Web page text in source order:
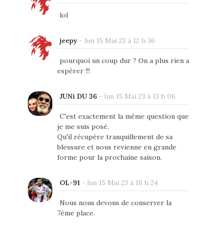
lol
jeepy- lun 15 Mai 23 à 12 h 36
pourquoi un coup dur ? On a plus rien a
espérer !!!
JUNi DU 36- lun 15 Mai 23 à 13 h 06
C'est exactement la même question que
je me suis posé.
Qu'il récupère tranquillement de sa
blessure et nous revienne en grande
forme pour la prochaine saison.
OL-91 - lun 15 Mai 23 à 18 h 24
Nous nous devons de conserver la
7ème place.